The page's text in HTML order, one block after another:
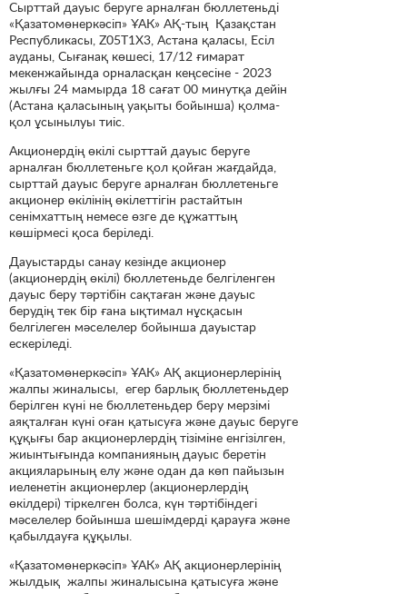
Сырттай дауыс беруге арналған бюллетеньді
«Қазатомөнеркәсіп» ҰАК» АҚ-тың Қазақстан
Республикасы, Z05Т1Х3, Астана қаласы, Есіл
ауданы, Сығанақ көшесі, 17/12 ғимарат
мекенжайында орналасқан кеңсесіне - 2023
жылғы 24 мамырда 18 сағат 00 минутқа дейін
(Астана қаласының уақыты бойынша) қолма-
қол ұсынылуы тиіс.
Акционердің өкілі сырттай дауыс беруге
арналған бюллетеньге қол қойған жағдайда,
сырттай дауыс беруге арналған бюллетеньге
акционер өкілінің өкілеттігін растайтын
сенімхаттың немесе өзге де құжаттың
көшірмесі қоса беріледі.
Дауыстарды санау кезінде акционер
(акционердің өкілі) бюллетеньде белгіленген
дауыс беру тәртібін сақтаған және дауыс
берудің тек бір ғана ықтимал нұсқасын
белгілеген мәселелер бойынша дауыстар
ескеріледі.
«Қазатомөнеркәсіп» ҰАК» АҚ акционерлерінің
жалпы жиналысы, егер барлық бюллетеньдер
берілген күні не бюллетеньдер беру мерзімі
аяқталған күні оған қатысуға және дауыс беруге
құқығы бар акционерлердің тізіміне енгізілген,
жиынтығында компанияның дауыс беретін
акцияларының елу және одан да көп пайызын
иеленетін акционерлер (акционерлердің
өкілдері) тіркелген болса, күн тәртібіндегі
мәселелер бойынша шешімдерді қарауға және
қабылдауға құқылы.
«Қазатомөнеркәсіп» ҰАК» АҚ акционерлерінің
жылдық жалпы жиналысына қатысуға және